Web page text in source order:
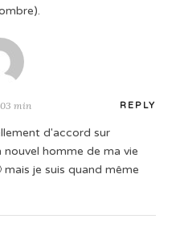
03 min REPLY
d'accord sur
homme de ma vie
je suis quand même